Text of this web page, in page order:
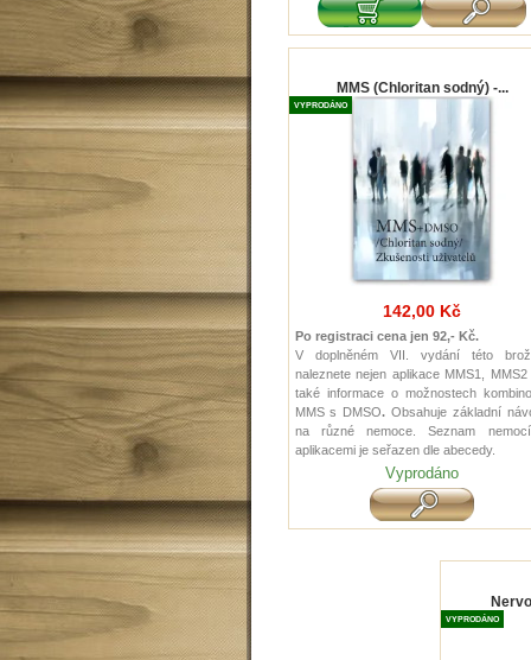
MMS (Chloritan sodný) -...
VYPRODÁNO
142,00 Kč
Po registraci cena jen 92,- Kč.
V doplněném VII. vydání této
naleznete nejen aplikace MMS1, MMS2
také informace o možnostech
MMS s DMSO. Obsahuje základní
na různé nemoce. Seznam
aplikacemi je seřazen dle abecedy.
Vyprodáno
VYPRODÁNO